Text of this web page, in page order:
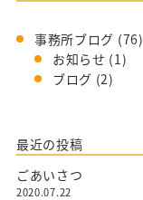
事務所ブログ (76)
お知らせ (1)
ブログ (2)
最近の投稿
ごあいさつ
2020.07.22